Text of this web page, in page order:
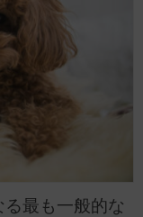
最も一般的な